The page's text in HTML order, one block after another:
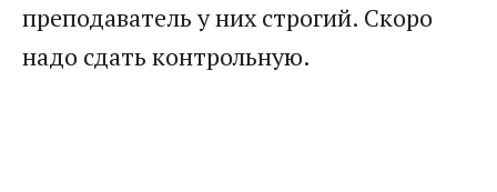
преподаватель у них строгий. Скоро
надо сдать контрольную.